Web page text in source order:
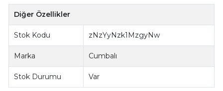
Diğer Özellikler
Stok Kodu zNzYyNzk1MzgyNw
Marka Cumbalı
Stok Durumu Var